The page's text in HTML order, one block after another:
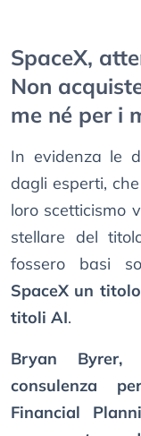
SpaceX,
Non
me né per i
In evidenza le
dagli esperti,
loro scetticismo
stellare del
fossero basi
SpaceX un
titoli AI.
Bryan
consulenza
Financial